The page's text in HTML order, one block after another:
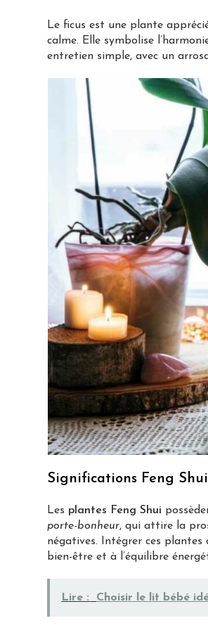
Le ficus est une plante
calme. Elle symbolise
entretien simple, avec un
Significations Feng
Les plantes Feng Shui
porte-bonheur, qui attire la
négatives. Intégrer ces
bien-être et à l’équilibre
Lire : Choisir le lit bébé